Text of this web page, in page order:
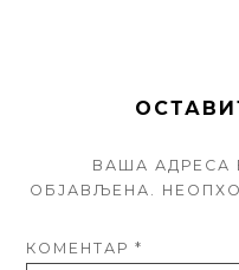
ВАША АДРЕСА
ОБЈАВЉЕНА.
КОМЕНТАР*